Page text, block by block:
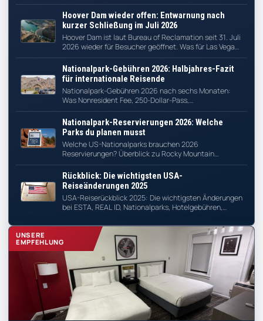
Hoover Dam wieder offen: Entwarnung nach
kurzer Schließung im Juli 2026
Hoover Dam ist laut Bureau of Reclamation seit 31. Juli
2026 wieder für Besucher geöffnet. Was für Las Vegas,
Boulder City und Südwest-Routen wichtig ist.
Nationalpark-Gebühren 2026: Halbjahres-Fazit
für internationale Reisende
Nationalpark-Gebühren 2026 nach sechs Monaten:
Was Nonresident Fee, 250-Dollar-Pass,
Besucherzahlen, Kritik und Reiseplanung für
internationale USA-Reisende bedeuten.
Nationalpark-Reservierungen 2026: Welche
Parks du planen musst
Welche US-Nationalparks brauchen 2026
Reservierungen? Überblick zu Rocky Mountain
National Park, Acadia National Park, Haleakalā, Angels
Landing und Fern Canyon.
Rückblick: Die wichtigsten USA-
Reiseänderungen 2025
USA-Reiserückblick 2025: Die wichtigsten Änderungen
bei ESTA, REAL ID, Nationalparks, Hotelgebühren,
UNSERE
EMPFEHLUNG